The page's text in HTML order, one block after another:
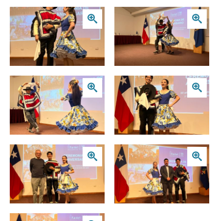
Zoom Zoom
Zoom Zoom
Zoom Zoom
Zoom